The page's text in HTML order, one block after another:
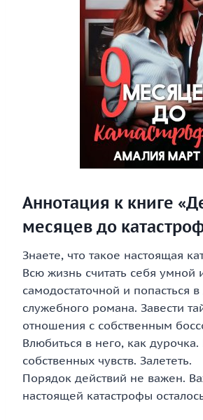
Аннотация к книге
месяцев до
Знаете, что такое настоящая
Всю жизнь считать себя умной
самодостаточной и попасться
служебного романа. Завести
отношения с собственным
Влюбиться в него, как дурочка.
собственных чувств. Залететь.
Порядок действий не важен.
настоящей катастрофы